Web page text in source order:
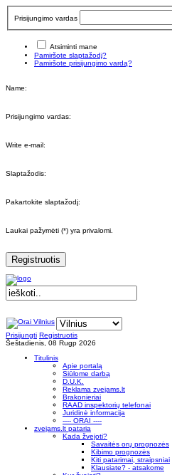
Prisijungimo vardas
Atsiminti mane
Pamiršote slaptažodį?
Pamiršote prisijungimo vardą?
Name:
Prisijungimo vardas:
Write e-mail:
Slaptažodis:
Pakartokite slaptažodį:
Laukai pažymėti (*) yra privalomi.
Registruotis
Prisijungti Registruotis
Šeštadienis, 08 Rugp 2026
Titulinis
Apie portalą
Siūlome darbą
D.U.K.
Reklama zvejams.lt
Brakonieriai
RAAD inspektorių telefonai
Juridinė informacija
---- ORAI ----
zvejams.lt pataria
Kada žvejoti?
Savaitės orų prognozės
Kibimo prognozės
Kiti patarimai, straipsniai
Klausiate? - atsakome